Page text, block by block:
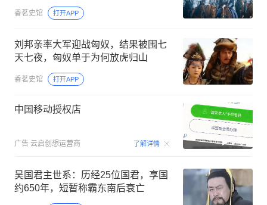
香茗史馆 打开APP
刘邦亲率大军迎战匈奴，结果被围七
天七夜，匈奴单于为何放虎归山
香茗史馆 打开APP
中国移动授权店
广告 云启创想运营商 了解详情 00:15
吴国君主世系：历经25位国君，享国
约650年，短暂称霸东南后衰亡